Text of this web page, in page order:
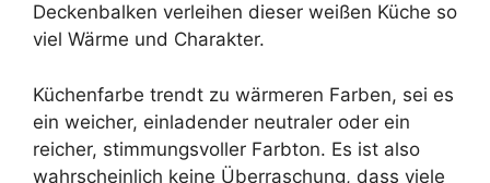
Deckenbalken verleihen dieser weißen Küche so
viel Wärme und Charakter.
Küchenfarbe trendt zu wärmeren Farben, sei es
ein weicher, einladender neutraler oder ein
reicher, stimmungsvoller Farbton. Es ist also
wahrscheinlich keine Überraschung, dass viele